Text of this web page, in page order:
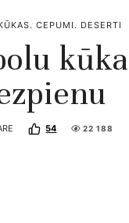
CEPUMI. DESERTI
54 22 188